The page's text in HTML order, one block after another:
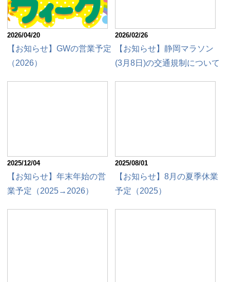
2026/04/20
【お知らせ】GWの営業予定
（2026）
2026/02/26
【お知らせ】静岡マラソン
(3月8日)の交通規制について
2025/12/04
【お知らせ】年末年始の営
業予定（2025→2026）
2025/08/01
【お知らせ】8月の夏季休業
予定（2025）